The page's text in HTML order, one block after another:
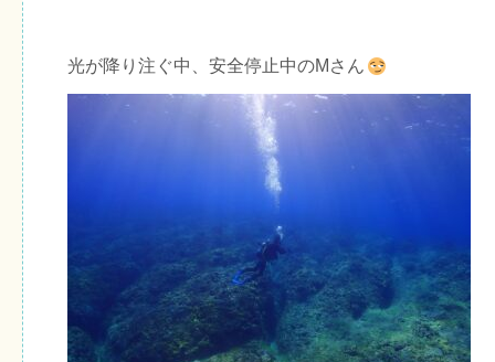
光が降り注ぐ中、安全停止中のMさん